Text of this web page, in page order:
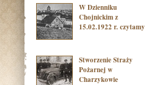
W Dzienniku
Chojnickim z
15.02.1922 r. czytamy
Stworzenie Straży
Pożarnej w
Charzykowie